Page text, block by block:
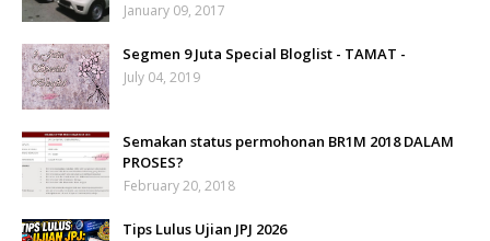
January 09, 2017
Segmen 9 Juta Special Bloglist - TAMAT -
July 04, 2019
Semakan status permohonan BR1M 2018 DALAM
PROSES?
February 20, 2018
Tips Lulus Ujian JPJ 2026